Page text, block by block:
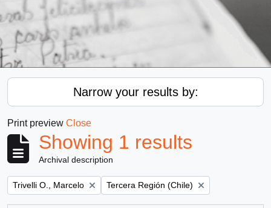
Narrow your results by:
Print preview Close
Showing 1 results
Archival description
Remove filter:
Trivelli O., Marcelo Remove filter:
Tercera Región (Chile)